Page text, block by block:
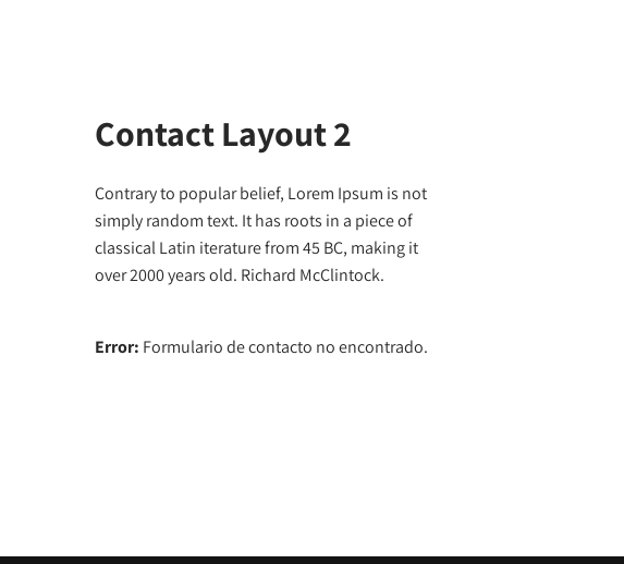
Contact Layout 2
Contrary to popular belief, Lorem Ipsum is not
simply random text. It has roots in a piece of
classical Latin iterature from 45 BC, making it
over 2000 years old. Richard McClintock.
Error: Formulario de contacto no encontrado.